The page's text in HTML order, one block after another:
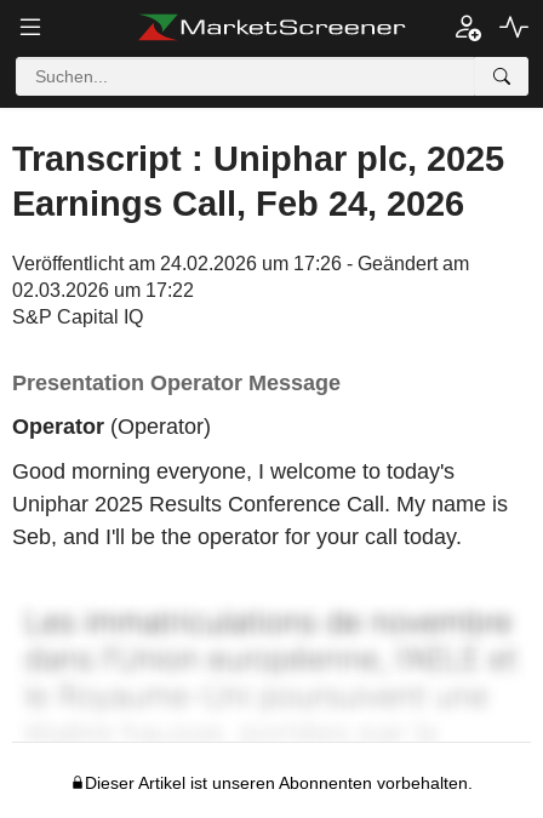
Transcript : Uniphar plc, 2025
Earnings Call, Feb 24, 2026
Veröffentlicht am 24.02.2026 um 17:26 - Geändert am
02.03.2026 um 17:22
S&P Capital IQ
Presentation Operator Message
Operator (Operator)
Good morning everyone, I welcome to today's
Uniphar 2025 Results Conference Call. My name is
Seb, and I'll be the operator for your call today.
Dieser Artikel ist unseren Abonnenten vorbehalten.